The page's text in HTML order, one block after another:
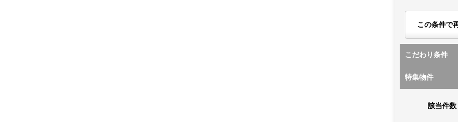
この条件で
こだわり条件
特集物件
該当件数